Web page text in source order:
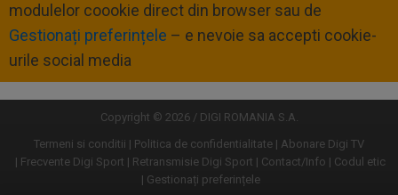
modulelor coookie direct din browser sau de
Gestionați preferințele – e nevoie sa accepti cookie-
urile social media
Copyright © 2026 / DIGI ROMANIA S.A.
Termeni si conditii
Politica de confidentialitate
Abonare Digi TV
Frecvente Digi Sport
Retransmisie Digi Sport Contact/Info
Codul etic
Gestionați preferințele